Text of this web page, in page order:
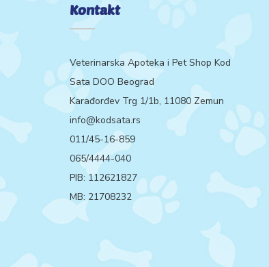
Kontakt
Veterinarska Apoteka i Pet Shop Kod
Sata DOO Beograd
Karađorđev Trg 1/1b, 11080 Zemun
info@kodsata.rs
011/45-16-859
065/4444-040
PIB: 112621827
MB: 21708232